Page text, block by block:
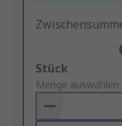
Add
to
Basket
Stück
Menge